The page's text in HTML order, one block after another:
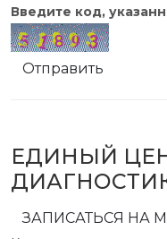
Введите код,
Отправить
ЕДИНЫЙ
ЗАПИСАТЬСЯ НА